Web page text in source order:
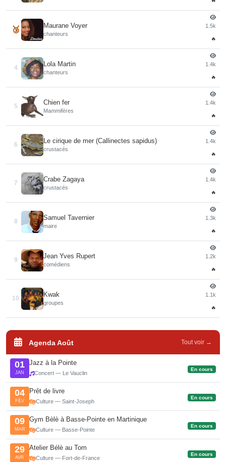
🥉 Maurane Voyer
chanteurs
1.5k
🔥
4
Lola Martin
chanteurs
1.4k
🔥
5
Chien fer
Mammifères
1.4k
🔥
6
Le cirique de mer (Callinectes sapidus)
crustacés
1.4k
🔥
7
Crabe Zagaya
crustacés
1.4k
🔥
8
Samuel Tavernier
maire
1.3k
🔥
9
Jean Yves Rupert
comédiens
1.2k
🔥
10
Kwak
groupes
1.1k
🔥
Agenda Août Tout voir →
01
JAN
Jazz à la Pointe
Concert — Le Vauclin
En cours
04
FÉV
Prêt de livre
Culture — Saint-Joseph
En cours
09
MAR
Gym Bèlè à Basse-Pointe en Martinique
Culture — Basse-Pointe
En cours
29
AVR
Atelier Bélè au Tom
Culture — Fort-de-France
En cours